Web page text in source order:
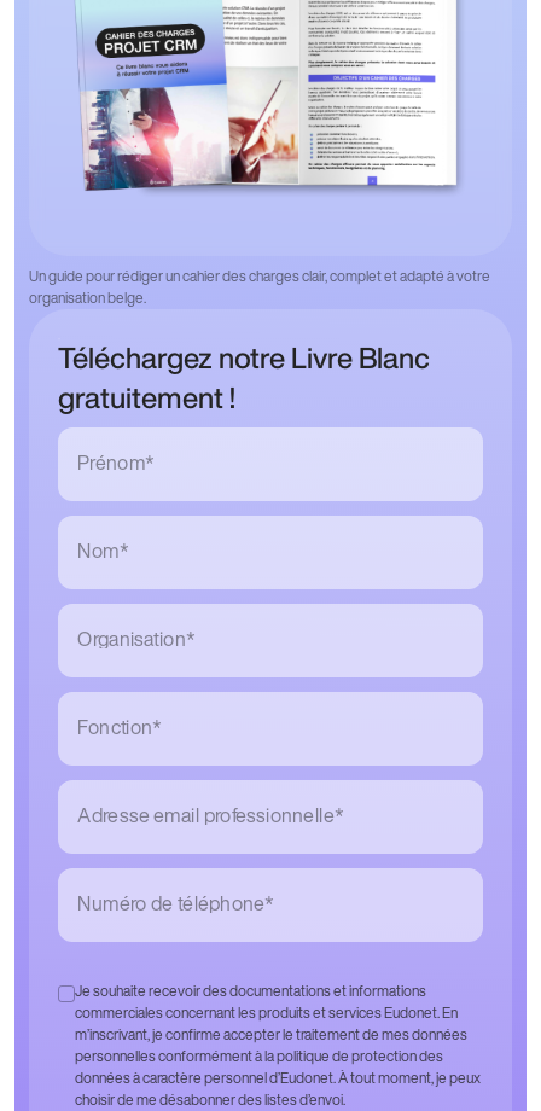
Un guide pour rédiger un cahier des charges clair, complet et adapté à votre
organisation belge.
Téléchargez notre Livre Blanc
gratuitement !
Prénom*
Nom*
Organisation*
Fonction*
Adresse email professionnelle*
Numéro de téléphone*
Je souhaite recevoir des documentations et informations
commerciales concernant les produits et services Eudonet. En
m’inscrivant, je confirme accepter le traitement de mes données
personnelles conformément à la politique de protection des
données à caractère personnel d’Eudonet. À tout moment, je peux
choisir de me désabonner des listes d’envoi.